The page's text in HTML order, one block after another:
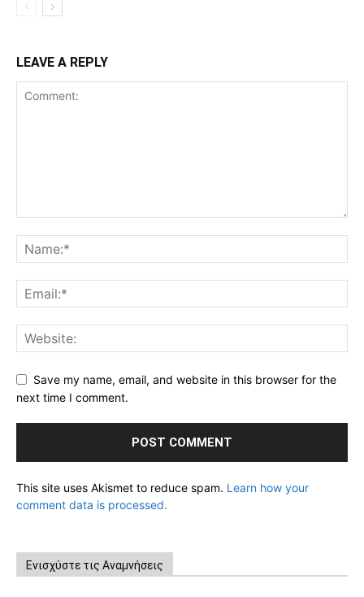
LEAVE A REPLY
Save my name, email, and website in this browser for the
next time I comment.
This site uses Akismet to reduce spam. Learn how your
comment data is processed.
Ενισχύστε τις Αναμνήσεις